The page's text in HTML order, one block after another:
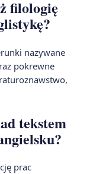
filologię
nazywane
pokrewne
tekstem
prac